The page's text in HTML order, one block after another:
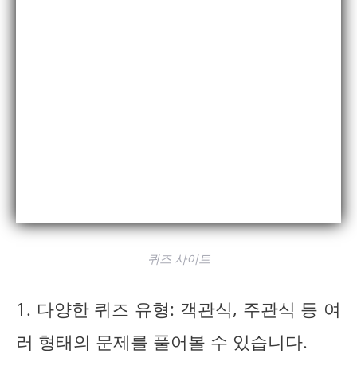
퀴즈 사이트
1. 다양한 퀴즈 유형: 객관식, 주관식 등 여
러 형태의 문제를 풀어볼 수 있습니다.